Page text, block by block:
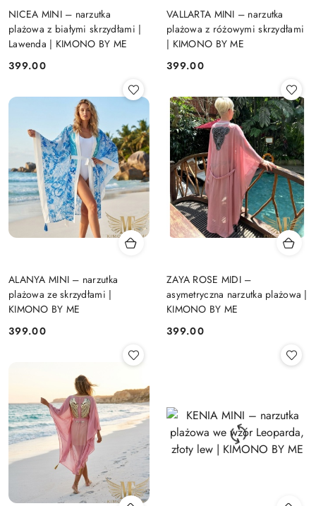
NICEA MINI – narzutka
plażowa z białymi skrzydłami |
Lawenda | KIMONO BY ME
Cena:
399.00
VALLARTA MINI – narzutka
plażowa z różowymi skrzydłami
| KIMONO BY ME
Cena:
399.00
ALANYA MINI – narzutka
plażowa ze skrzydłami |
KIMONO BY ME
Cena:
399.00
ZAYA ROSE MIDI –
asymetryczna narzutka plażowa |
KIMONO BY ME
Cena:
399.00